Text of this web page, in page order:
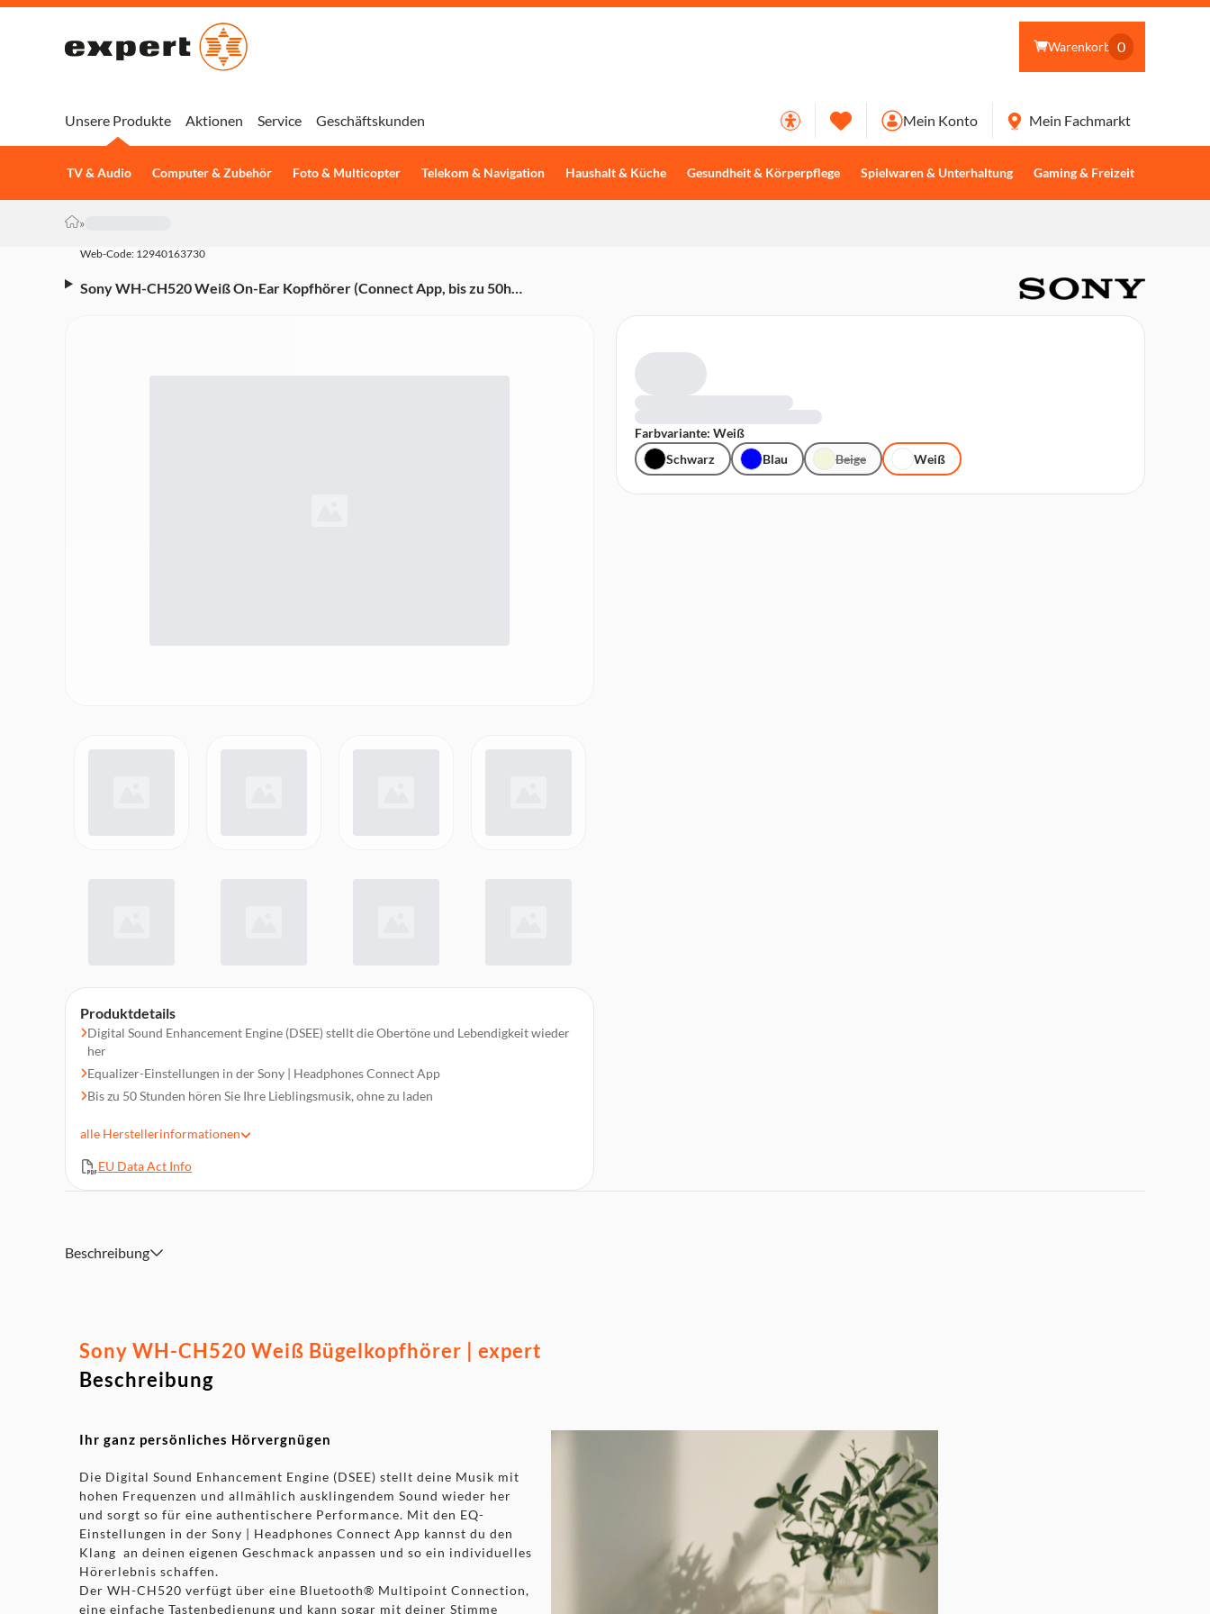
Warenkorb 0
Unsere Produkte
TV & Audio Computer & Zubehör Foto & Multicopter Telekom & Navigation Haushalt & Küche Gesundheit & Körperpflege Spielwaren & Unterhaltung Gaming & Freizeit
Aktionen Service Geschäftskunden Mein Konto Mein Fachmarkt
»
Web-Code: 12940163730
Sony WH-CH520 Weiß On-Ear Kopfhörer (Connect App, bis zu 50h
Produktdetails
Digital Sound Enhancement Engine (DSEE) stellt die Obertöne und Lebendigkeit wieder
her
Equalizer-Einstellungen in der Sony | Headphones Connect App
Bis zu 50 Stunden hören Sie Ihre Lieblingsmusik, ohne zu laden
weiterhören
Das integrierte Mikrofon bietet eine Freisprechfunktion und eignet sich auch ideal für
Meetings
Ohrpolster
alle Herstellerinformationen
EU Data Act Info
Farbvariante: Weiß
Schwarz
Blau Beige Weiß
Beschreibung
Sony WH-CH520 Weiß Bügelkopfhörer | expert
Beschreibung
Ihr ganz persönliches Hörvergnügen
Die Digital Sound Enhancement Engine (DSEE) stellt deine Musik mit
hohen Frequenzen und allmählich ausklingendem Sound wieder her
und sorgt so für eine authentischere Performance. Mit den EQ-
Einstellungen in der Sony | Headphones Connect App kannst du den
Klang an deinen eigenen Geschmack anpassen und so ein individuelles
Hörerlebnis schaffen.
Der WH-CH520 verfügt über eine Bluetooth® Multipoint Connection,
eine einfache Tastenbedienung und kann sogar mit deiner Stimme